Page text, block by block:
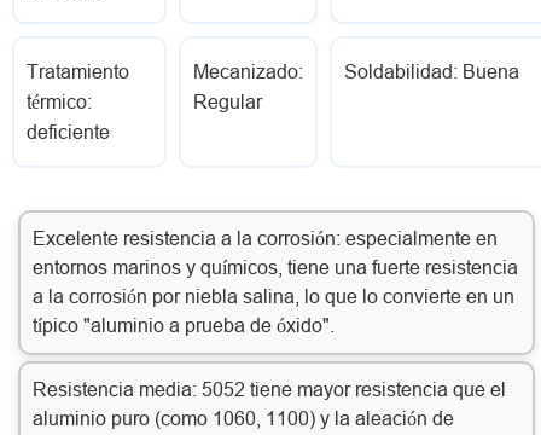
Tratamiento
térmico:
deficiente
Mecanizado:
Regular
Soldabilidad: Buena
Excelente resistencia a la corrosión: especialmente en
entornos marinos y químicos, tiene una fuerte resistencia
a la corrosión por niebla salina, lo que lo convierte en un
típico "aluminio a prueba de óxido".
Resistencia media: 5052 tiene mayor resistencia que el
aluminio puro (como 1060, 1100) y la aleación de